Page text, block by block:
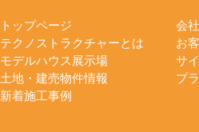
トップページ
テクノストラクチャーとは
モデルハウス展示場
土地・建売物件情報
新着施工事例
会
お
サ
プ